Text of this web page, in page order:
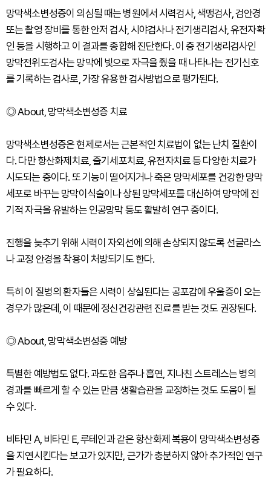
망막색소변성증이 의심될 때는 병원에서 시력검사, 색맹검사, 검안경
또는 촬영 장비를 통한 안저 검사, 시야검사나 전기생리검사, 유전자확
인 등을 시행하고 이 결과를 종합해 진단한다. 이 중 전기생리검사인
망막전위도검사는 망막에 빛으로 자극을 줬을 때 나타나는 전기신호
를 기록하는 검사로, 가장 유용한 검사방법으로 평가된다.
◎ About, 망막색소변성증 치료
망막색소변성증은 현제로서는 근본적인 치료법이 없는 난치 질환이
다. 다만 항산화제치료, 줄기세포치료, 유전자치료 등 다양한 치료가
시도되는 중이다. 또 기능이 떨어지거나 죽은 망막세포를 건강한 망막
세포로 바꾸는 망막이식술이나 상된 망막세포를 대신하여 망막에 전
기적 자극을 유발하는 인공망막 등도 활발히 연구 중이다.
진행을 늦추기 위해 시력이 자외선에 의해 손상되지 않도록 선글라스
나 교정 안경을 착용이 처방되기도 한다.
특히 이 질병의 환자들은 시력이 상실된다는 공포감에 우울증이 오는
경우가 많은데, 이 때문에 정신건강관련 진료를 받는 것도 권장된다.
◎ About, 망막색소변성증 예방
특별한 예방법도 없다. 과도한 음주나 흡연, 지나친 스트레스는 병의
경과를 빠르게 할 수 있는 만큼 생활습관을 교정하는 것도 도움이 될
수 있다.
비타민 A, 비타민 E, 루테인과 같은 항산화제 복용이 망막색소변성증
을 지연시킨다는 보고가 있지만, 근가가 충분하지 않아 추가적인 연구
가 필요하다.